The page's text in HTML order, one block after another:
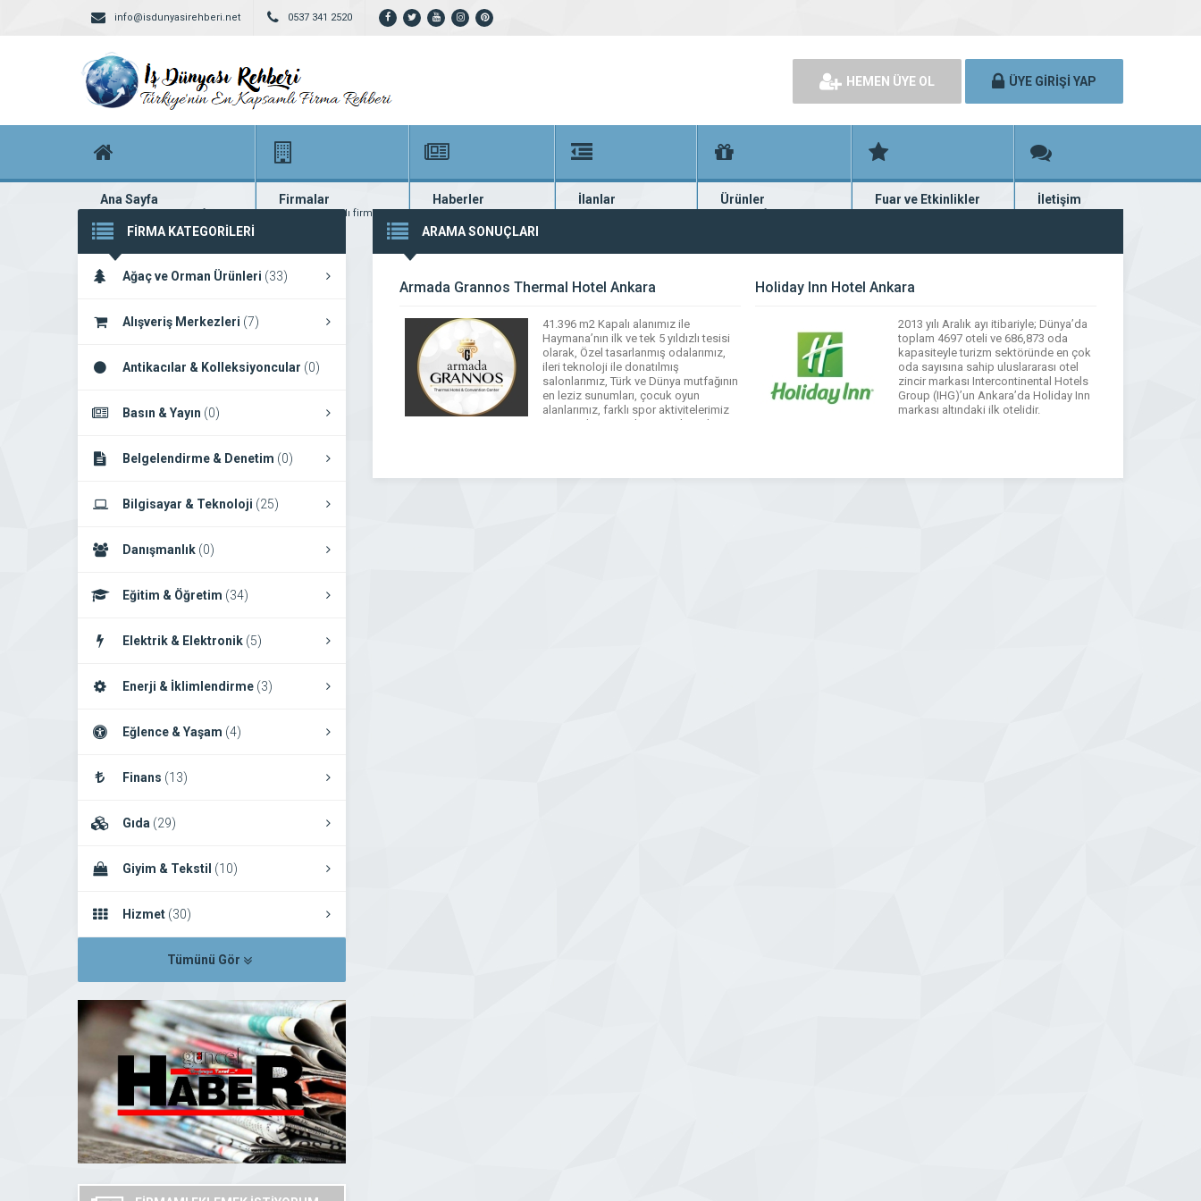
info@isdunyasirehberi.net 0537 341 2520
HEMEN ÜYE OL ÜYE GİRİŞİ YAP
Ana Sayfa
Firma rehberi ana sayfanız
Firmalar
Yüzlerce kayıtlı firma
Haberler
En güncel haberler
İlanlar
Güncel seri ilanlar
Ürünler
Binlerce firma ürünü
Fuar ve Etkinlikler
Fuar ve etkinlik planları
İletişim
Bize ulaşın
FİRMA KATEGORİLERİ
Ağaç ve Orman Ürünleri (33)
Alışveriş Merkezleri (7)
Antikacılar & Kolleksiyoncular (0)
Basın & Yayın (0)
Belgelendirme & Denetim (0)
Bilgisayar & Teknoloji (25)
Danışmanlık (0)
Eğitim & Öğretim (34)
Elektrik & Elektronik (5)
Enerji & İklimlendirme (3)
Eğlence & Yaşam (4)
Finans (13)
Gıda (29)
Giyim & Tekstil (10)
Hizmet (30)
Tümünü Gör
ARAMA SONUÇLARI
Armada Grannos Thermal Hotel Ankara
41.396 m2 Kapalı alanımız ile
Haymana’nın ilk ve tek 5 yıldızlı tesisi
olarak, Özel tasarlanmış odalarımız,
ileri teknoloji ile donatılmış
salonlarımız, Türk ve Dünya mutfağının
en leziz sunumları, çocuk oyun
alanlarımız, farklı spor aktivitelerimiz
ve termal SPA merkezimiz ile sizleri
Holiday Inn Hotel Ankara
2013 yılı Aralık ayı itibariyle; Dünya’da
toplam 4697 oteli ve 686,873 oda
kapasiteyle turizm sektöründe en çok
oda sayısına sahip uluslararası otel
zincir markası Intercontinental Hotels
Group (IHG)’un Ankara’da Holiday Inn
markası altındaki ilk otelidir.